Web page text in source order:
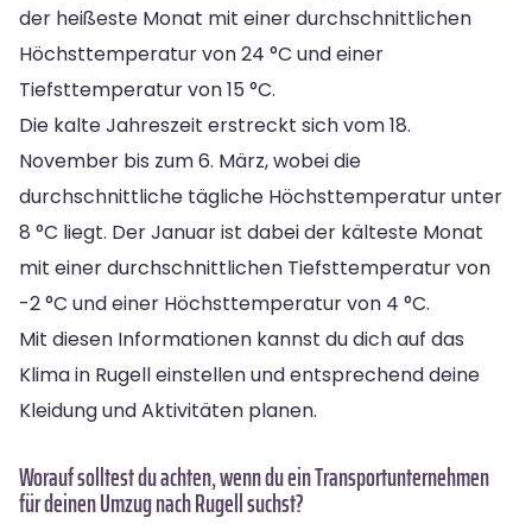
der heißeste Monat mit einer durchschnittlichen
Höchsttemperatur von 24 °C und einer
Tiefsttemperatur von 15 °C.
Die kalte Jahreszeit erstreckt sich vom 18.
November bis zum 6. März, wobei die
durchschnittliche tägliche Höchsttemperatur unter
8 °C liegt. Der Januar ist dabei der kälteste Monat
mit einer durchschnittlichen Tiefsttemperatur von
-2 °C und einer Höchsttemperatur von 4 °C.
Mit diesen Informationen kannst du dich auf das
Klima in Rugell einstellen und entsprechend deine
Kleidung und Aktivitäten planen.
Worauf solltest du achten, wenn du ein Transportunternehmen
für deinen Umzug nach Rugell suchst?